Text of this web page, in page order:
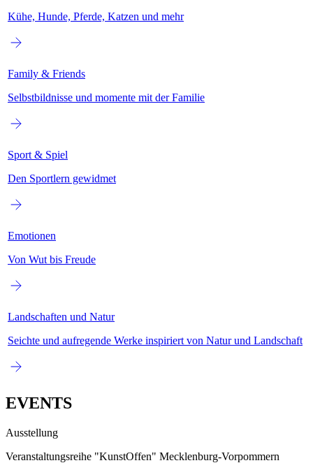
Kühe, Hunde, Pferde, Katzen und mehr
Family & Friends
Selbstbildnisse und momente mit der Familie
Sport & Spiel
Den Sportlern gewidmet
Emotionen
Von Wut bis Freude
Landschaften und Natur
Seichte und aufregende Werke inspiriert von Natur und Landschaft
EVENTS
Ausstellung
Veranstaltungsreihe "KunstOffen" Mecklenburg-Vorpommern